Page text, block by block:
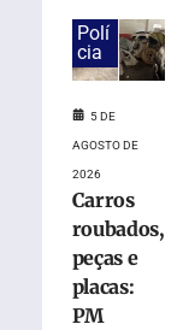
peças
placas:
descobre
desmanche
clandestino
margens
Polí
cia
5 DE
AGOSTO DE
2026
Carros
roubados,
peças e
placas:
PM